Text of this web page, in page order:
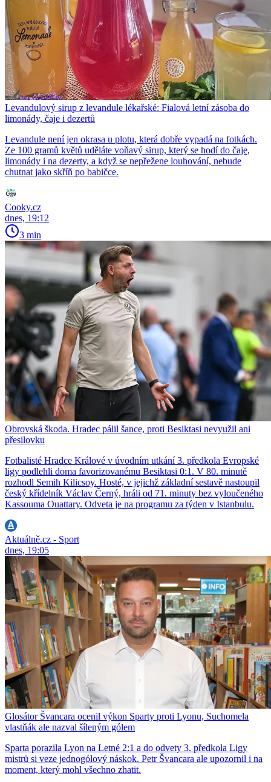
Levandulový sirup z levandule lékařské: Fialová letní zásoba do
limonády, čaje i dezertů
Levandule není jen okrasa u plotu, která dobře vypadá na fotkách.
Ze 100 gramů květů uděláte voňavý sirup, který se hodí do čaje,
limonády i na dezerty, a když se nepřežene louhování, nebude
chutnat jako skříň po babičce.
Cooky.cz
dnes, 19:12
3 min
Obrovská škoda. Hradec pálil šance, proti Besiktasi nevyužil ani
přesilovku
Fotbalisté Hradce Králové v úvodním utkání 3. předkola Evropské
ligy podlehli doma favorizovanému Besiktasi 0:1. V 80. minutě
rozhodl Semih Kilicsoy. Hosté, v jejichž základní sestavě nastoupil
český křídelník Václav Černý, hráli od 71. minuty bez vyloučeného
Kassouma Ouattary. Odveta je na programu za týden v Istanbulu.
Aktuálně.cz - Sport
dnes, 19:05
Glosátor Švancara ocenil výkon Sparty proti Lyonu, Suchomela
vlastňák ale nazval šíleným gólem
Sparta porazila Lyon na Letné 2:1 a do odvety 3. předkola Ligy
mistrů si veze jednogólový náskok. Petr Švancara ale upozornil i na
moment, který mohl všechno zhatit.